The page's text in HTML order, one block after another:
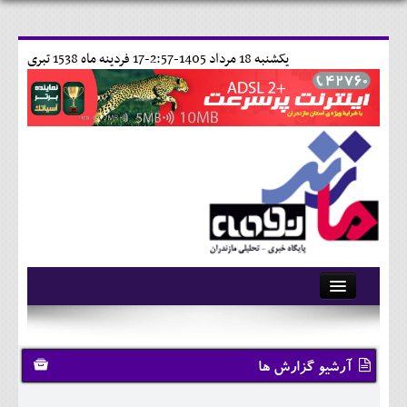
17 فردينه ماه 1538 تبری يکشنبه 18 مرداد 1405-2:57-
آرشیو
تماس با ما
وبلاگ
آرشیو گزارش ها